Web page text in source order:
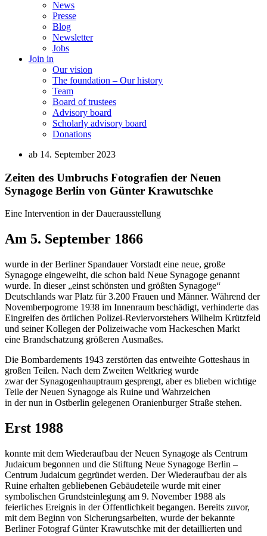
News
Presse
Blog
Newsletter
Jobs
Join in
Our vision
The foundation – Our history
Team
Board of trustees
Advisory board
Scholarly advisory board
Donations
ab 14. September 2023
Zeiten des Umbruchs Fotografien der Neuen
Synagoge Berlin von Günter Krawutschke
Eine Intervention in der Dauerausstellung
Am 5. September 1866
wurde in der Berliner Spandauer Vorstadt eine neue, große
Synagoge eingeweiht, die schon bald Neue Synagoge genannt
wurde. In dieser „einst schönsten und größten Synagoge“
Deutschlands war Platz für 3.200 Frauen und Männer. Während der
Novemberpogrome 1938 im Innenraum beschädigt, verhinderte das
Eingreifen des örtlichen Polizei-Reviervorstehers Wilhelm Krützfeld
und seiner Kollegen der Polizeiwache vom Hackeschen Markt
eine Brandschatzung größeren Ausmaßes.
Die Bombardements 1943 zerstörten das entweihte Gotteshaus in
großen Teilen. Nach dem Zweiten Weltkrieg wurde
zwar der Synagogenhauptraum gesprengt, aber es blieben wichtige
Teile der Neuen Synagoge als Ruine und Wahrzeichen
in der nun in Ostberlin gelegenen Oranienburger Straße stehen.
Erst 1988
konnte mit dem Wiederaufbau der Neuen Synagoge als Centrum
Judaicum begonnen und die Stiftung Neue Synagoge Berlin –
Centrum Judaicum gegründet werden. Der Wiederaufbau der als
Ruine erhalten gebliebenen Gebäudeteile wurde mit einer
symbolischen Grundsteinlegung am 9. November 1988 als
feierliches Ereignis in der Öffentlichkeit begangen. Bereits zuvor,
mit dem Beginn von Sicherungsarbeiten, wurde der bekannte
Berliner Fotograf Günter Krawutschke mit der detaillierten und